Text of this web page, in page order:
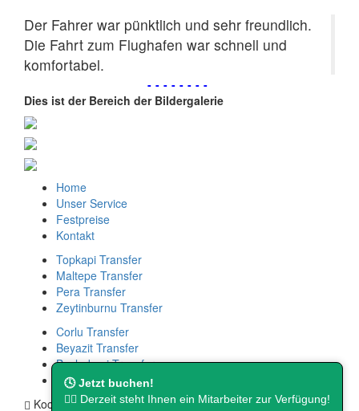
Der Fahrer war pünktlich und sehr freundlich.
Die Fahrt zum Flughafen war schnell und
komfortabel.
--------
Dies ist der Bereich der Bildergalerie
🕓 Jetzt buchen!
👨‍⚖️ Derzeit steht Ihnen ein Mitarbeiter zur Verfügung!
Home
Unser Service
Festpreise
Kontakt
Topkapi Transfer
Maltepe Transfer
Pera Transfer
Zeytinburnu Transfer
Corlu Transfer
Beyazit Transfer
Beylerbeyi Transfer
Sariyer Transfer
Kocatepe Mah. Cambazoğlu Sok. No:16.